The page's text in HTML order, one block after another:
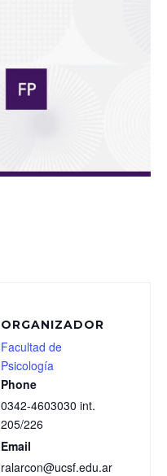
ORGANIZADOR
Facultad de
Psicología
Phone
0342-4603030 int.
205/226
Email
ralarcon@ucsf.edu.ar